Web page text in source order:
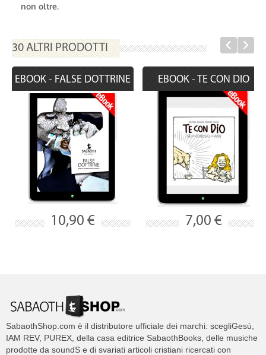
non oltre.
30 ALTRI PRODOTTI
EBOOK - FALSE DOTTRINE
10,90 €
EBOOK - TE CON DIO
7,00 €
SabaothShop.com è il distributore ufficiale dei marchi: scegliGesù,
IAM REV, PUREX, della casa editrice SabaothBooks, delle musiche
prodotte da soundS e di svariati articoli cristiani ricercati con